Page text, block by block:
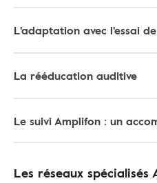
L'adaptation avec l'essai
La rééducation auditive
Le suivi Amplifon : un
Les réseaux spécialisés